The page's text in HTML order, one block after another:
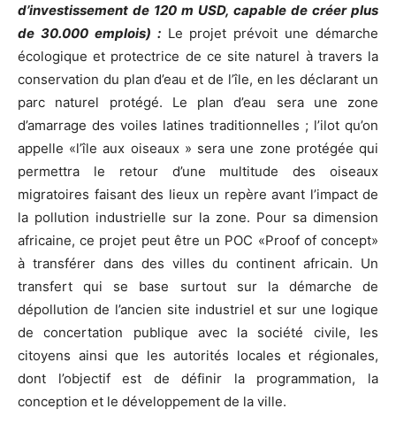
d’investissement de 120 m USD, capable de créer plus
de 30.000 emplois) :Le projet prévoit une démarche
écologique et protectrice de ce site naturel à travers la
conservation du plan d’eau et de l’île, en les déclarant un
parc naturel protégé. Le plan d’eau sera une zone
d’amarrage des voiles latines traditionnelles ; l’ilot qu’on
appelle «l’île aux oiseaux » sera une zone protégée qui
permettra le retour d’une multitude des oiseaux
migratoires faisant des lieux un repère avant l’impact de
la pollution industrielle sur la zone. Pour sa dimension
africaine, ce projet peut être un POC «Proof of concept»
à transférer dans des villes du continent africain. Un
transfert qui se base surtout sur la démarche de
dépollution de l’ancien site industriel et sur une logique
de concertation publique avec la société civile, les
citoyens ainsi que les autorités locales et régionales,
dont l’objectif est de définir la programmation, la
conception et le développement de la ville.